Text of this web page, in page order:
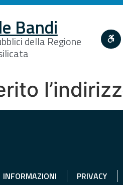
Bandi
della Regione
INFORMAZIONI PRIVACY